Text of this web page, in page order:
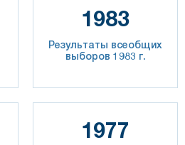
1983
Результаты всеобщих
выборов 1983 г.
1977